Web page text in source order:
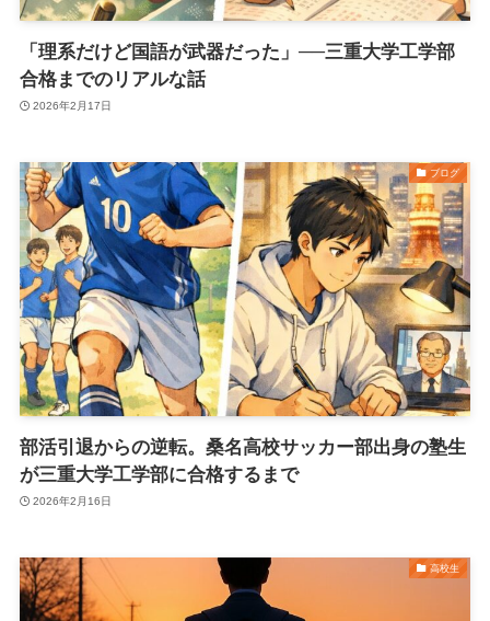
「理系だけど国語が武器だった」──三重大学工学部
合格までのリアルな話
2026年2月17日
ブログ
部活引退からの逆転。桑名高校サッカー部出身の塾生
が三重大学工学部に合格するまで
2026年2月16日
高校生